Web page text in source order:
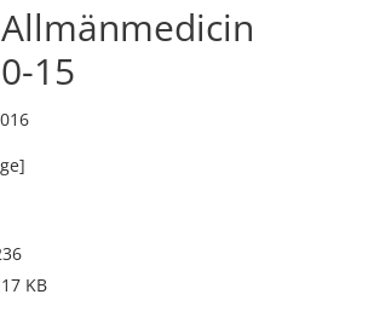
Allmänmedicin
15
KB